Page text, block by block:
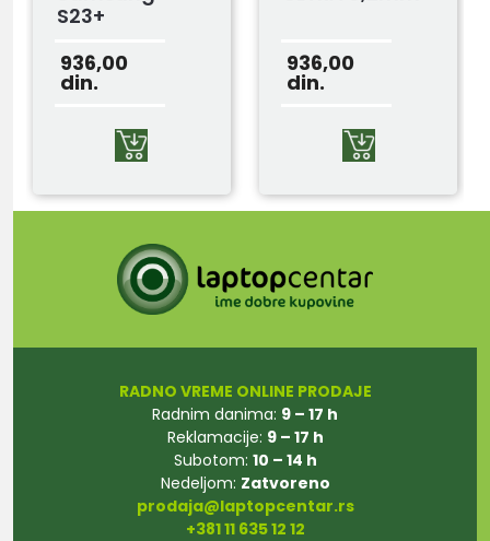
S23+
936,00
din.
936,00
din.
RADNO VREME ONLINE PRODAJE
Radnim danima: 9 – 17 h
Reklamacije: 9 – 17 h
Subotom: 10 – 14 h
Nedeljom: Zatvoreno
prodaja@laptopcentar.rs
+381 11 635 12 12